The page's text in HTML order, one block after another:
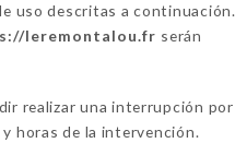
uso descritas a continuación.
leremontalou.fr serán
realizar una interrupción por
horas de la intervención.